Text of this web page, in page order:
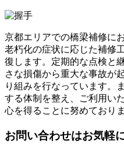
京都エリアでの橋梁補修に
老朽化の症状に応じた補修
復します。定期的な点検と
さな損傷から重大な事故が
り組みを行なっています。
する体制を整え、ご利用い
心を得ることに努めておりま
お問い合わせはお気軽